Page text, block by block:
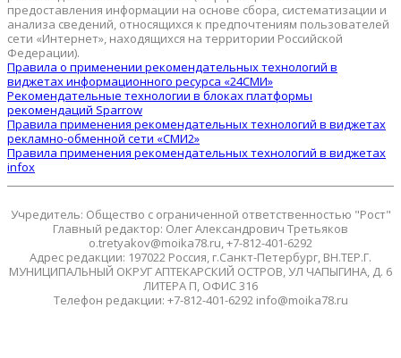
предоставления информации на основе сбора, систематизации и
анализа сведений, относящихся к предпочтениям пользователей
сети «Интернет», находящихся на территории Российской
Федерации).
Правила о применении рекомендательных технологий в
виджетах информационного ресурса «24СМИ»
Рекомендательные технологии в блоках платформы
рекомендаций Sparrow
Правила применения рекомендательных технологий в виджетах
рекламно-обменной сети «СМИ2»
Правила применения рекомендательных технологий в виджетах
infox
Учредитель: Общество с ограниченной ответственностью "Рост"
Главный редактор: Олег Александрович Третьяков
o.tretyakov@moika78.ru, +7-812-401-6292
Адрес редакции: 197022 Россия, г.Санкт-Петербург, ВН.ТЕР.Г.
МУНИЦИПАЛЬНЫЙ ОКРУГ АПТЕКАРСКИЙ ОСТРОВ, УЛ ЧАПЫГИНА, Д. 6
ЛИТЕРА П, ОФИС 316
Телефон редакции: +7-812-401-6292 info@moika78.ru